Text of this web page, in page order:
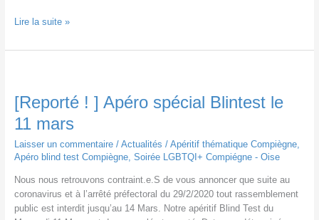
Quizz
venez
Lire la suite »
[Reporté ! ] Apéro spécial Blintest le
11 mars
Laisser un commentaire / Actualités / Apéritif thématique Compiègne,
Apéro blind test Compiègne, Soirée LGBTQI+ Compiégne - Oise
Nous nous retrouvons contraint.e.S de vous annoncer que suite au
coronavirus et à l’arrêté préfectoral du 29/2/2020 tout rassemblement
public est interdit jusqu’au 14 Mars. Notre apéritif Blind Test du